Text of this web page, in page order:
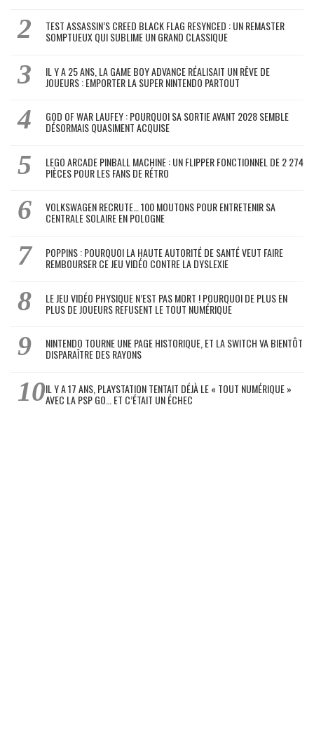
TEST ASSASSIN’S CREED BLACK FLAG RESYNCED : UN REMASTER
SOMPTUEUX QUI SUBLIME UN GRAND CLASSIQUE
IL Y A 25 ANS, LA GAME BOY ADVANCE RÉALISAIT UN RÊVE DE
JOUEURS : EMPORTER LA SUPER NINTENDO PARTOUT
GOD OF WAR LAUFEY : POURQUOI SA SORTIE AVANT 2028 SEMBLE
DÉSORMAIS QUASIMENT ACQUISE
LEGO ARCADE PINBALL MACHINE : UN FLIPPER FONCTIONNEL DE 2 274
PIÈCES POUR LES FANS DE RÉTRO
VOLKSWAGEN RECRUTE… 100 MOUTONS POUR ENTRETENIR SA
CENTRALE SOLAIRE EN POLOGNE
POPPINS : POURQUOI LA HAUTE AUTORITÉ DE SANTÉ VEUT FAIRE
REMBOURSER CE JEU VIDÉO CONTRE LA DYSLEXIE
LE JEU VIDÉO PHYSIQUE N’EST PAS MORT ! POURQUOI DE PLUS EN
PLUS DE JOUEURS REFUSENT LE TOUT NUMÉRIQUE
NINTENDO TOURNE UNE PAGE HISTORIQUE, ET LA SWITCH VA BIENTÔT
DISPARAÎTRE DES RAYONS
IL Y A 17 ANS, PLAYSTATION TENTAIT DÉJÀ LE « TOUT NUMÉRIQUE »
AVEC LA PSP GO… ET C’ÉTAIT UN ÉCHEC